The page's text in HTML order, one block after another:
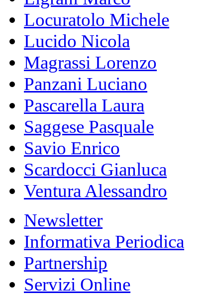
Locuratolo Michele
Lucido Nicola
Magrassi Lorenzo
Panzani Luciano
Pascarella Laura
Saggese Pasquale
Savio Enrico
Scardocci Gianluca
Ventura Alessandro
Newsletter
Informativa Periodica
Partnership
Servizi Online